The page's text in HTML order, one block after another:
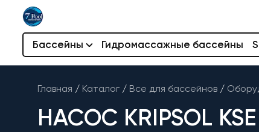
Бассейны Гидромассажные бассейны
Главная / Каталог / Все для бассейнов /
НАСОС KRIPSOL